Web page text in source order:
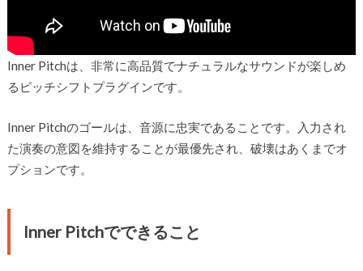
Inner Pitchは、非常に高品質でナチュラルなサウンドが楽しめ
るピッチシフトプラグインです。
Inner Pitchのゴールは、音源に忠実であることです。入力され
た演奏の意図を維持することが最優先され、破壊はあくまでオ
プションです。
Inner Pitchでできること